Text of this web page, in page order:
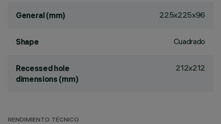
General (mm) 225x225x96
Shape Cuadrado
Recessed hole
dimensions (mm)
212x212
RENDIMIENTO TÉCNICO